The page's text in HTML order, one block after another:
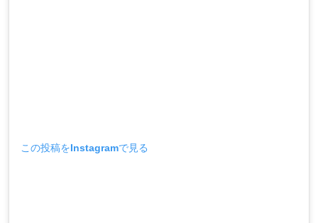
この投稿をInstagramで見る